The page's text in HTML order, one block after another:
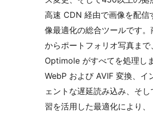
高速 CDN 経由で画像を配信
像最適化の総合ツールです。
からポートフォリオ写真まで、
Optimole がすべてを処理しま
WebP および AVIF 変換、イ
ェントな遅延読み込み、そし
習を活用した最適化により、